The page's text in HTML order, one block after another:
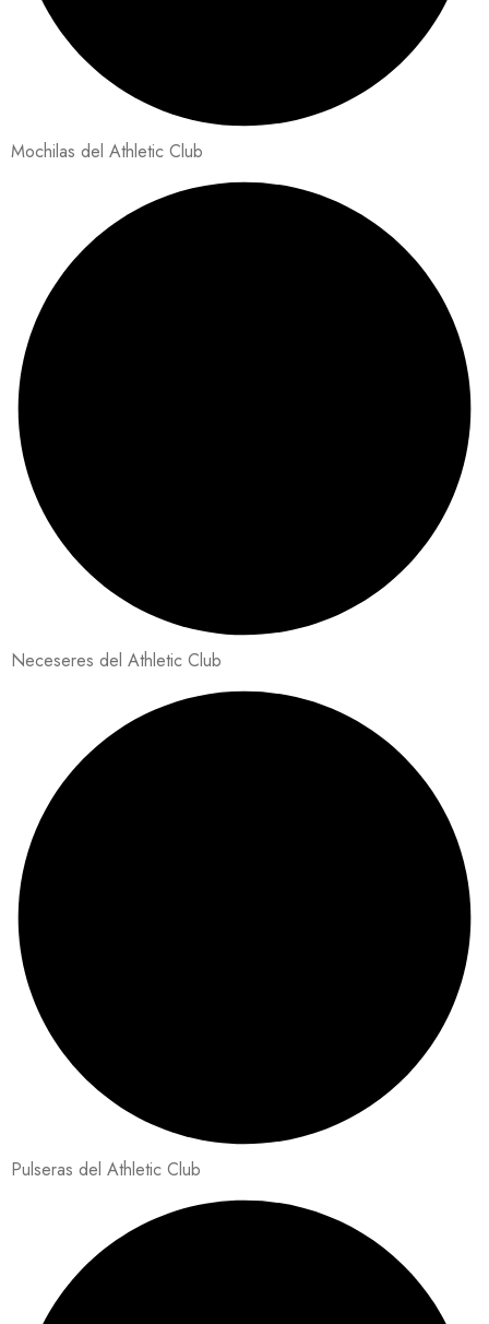
Mochilas del Athletic Club
Neceseres del Athletic Club
Pulseras del Athletic Club